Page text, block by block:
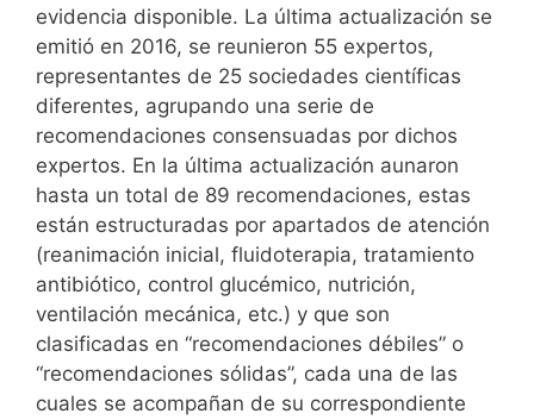
evidencia disponible. La última actualización se
emitió en 2016, se reunieron 55 expertos,
representantes de 25 sociedades científicas
diferentes, agrupando una serie de
recomendaciones consensuadas por dichos
expertos. En la última actualización aunaron
hasta un total de 89 recomendaciones, estas
están estructuradas por apartados de atención
(reanimación inicial, fluidoterapia, tratamiento
antibiótico, control glucémico, nutrición,
ventilación mecánica, etc.) y que son
clasificadas en “recomendaciones débiles” o
“recomendaciones sólidas”, cada una de las
cuales se acompañan de su correspondiente